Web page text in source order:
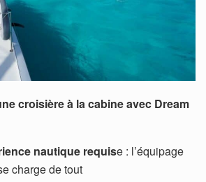
croisière à la cabine avec Dream
nautique requise : l’équipage
charge de tout